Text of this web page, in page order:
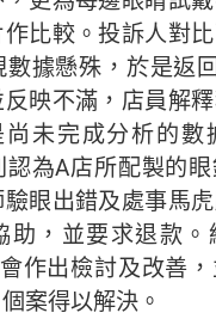
比較。投訴人對
數據懸殊，於是返
映不滿，店員解
未完成分析的數
認為A店所配製的
眼出錯及處事馬
助，並要求退款。
作出檢討及改善
案得以解決。